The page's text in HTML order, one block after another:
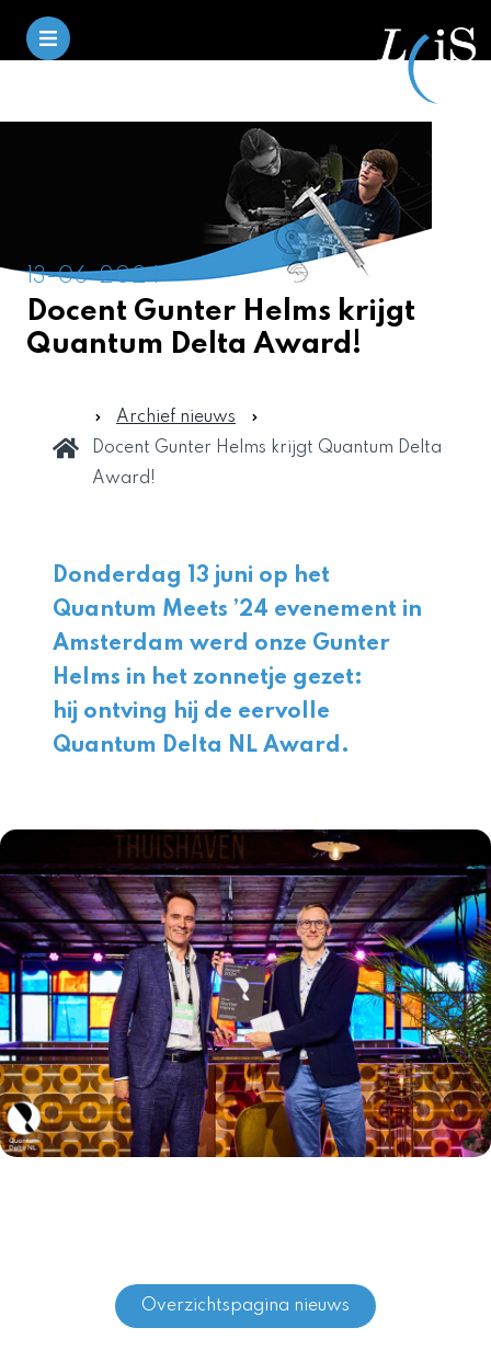
13-06-2024
Docent Gunter Helms krijgt
Quantum Delta Award!
Archief nieuws
Docent Gunter Helms krijgt Quantum Delta
Award!
Donderdag 13 juni op het
Quantum Meets ’24 evenement in
Amsterdam werd onze Gunter
Helms in het zonnetje gezet:
hij ontving hij de eervolle
Quantum Delta NL Award.
Overzichtspagina nieuws